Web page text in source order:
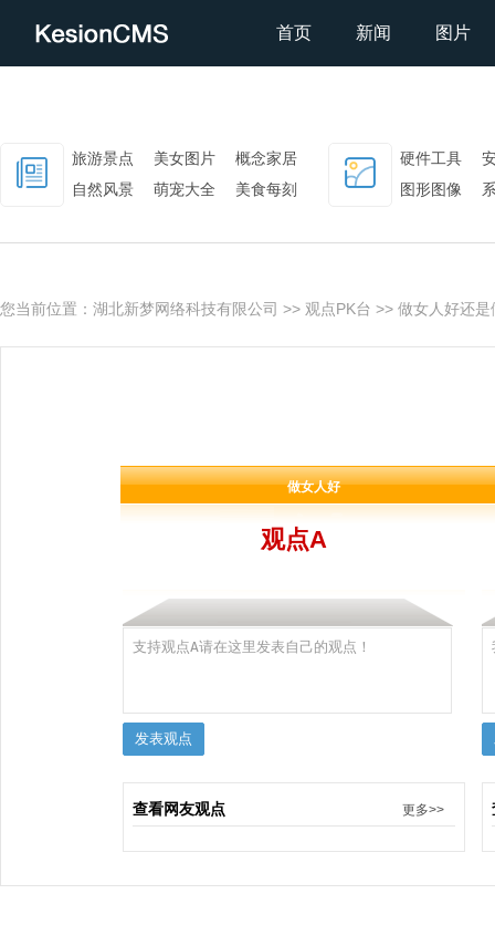
首页 新闻 图片
旅游景点 美女图片
概念家居
自然风景
萌宠大全
美食每刻
硬件工具
图形图像
会员 投诉 微博 问吧
论坛
门户
PK
您当前位置： 湖北新梦网络科技有限公司 >> 观点PK台 >> 做女人好还是
做女人好
观点A
更多>>
查看网友观点